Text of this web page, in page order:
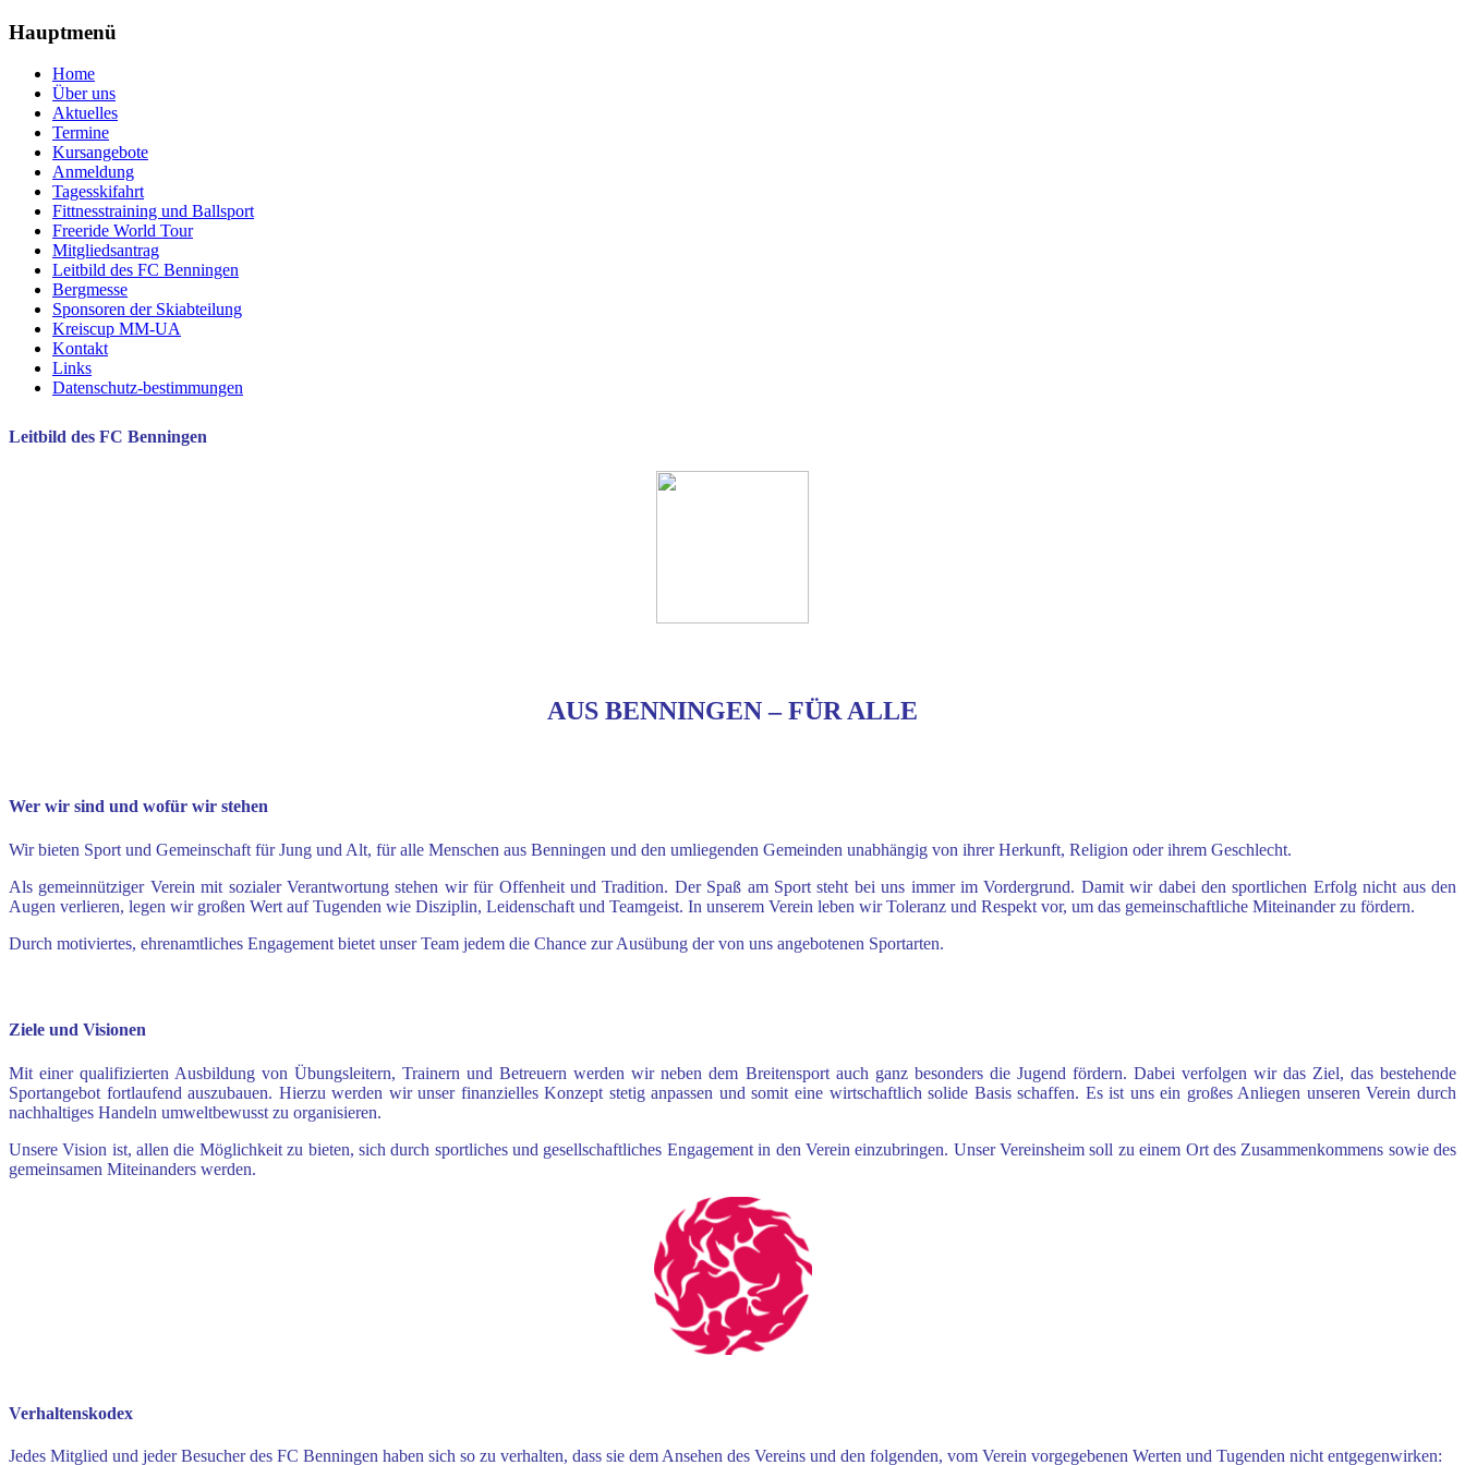
Hauptmenü
Home
Über uns
Aktuelles
Termine
Kursangebote
Anmeldung
Tagesskifahrt
Fittnesstraining und Ballsport
Freeride World Tour
Mitgliedsantrag
Leitbild des FC Benningen
Bergmesse
Sponsoren der Skiabteilung
Kreiscup MM-UA
Kontakt
Links
Datenschutz-bestimmungen
Leitbild des FC Benningen
AUS BENNINGEN – FÜR ALLE
Wer wir sind und wofür wir stehen
Wir bieten Sport und Gemeinschaft für Jung und Alt, für alle Menschen aus Benningen und den umliegenden Gemeinden unabhängig von ihrer Herkunft, Religion oder ihrem Geschlecht.
Als gemeinnütziger Verein mit sozialer Verantwortung stehen wir für Offenheit und Tradition. Der Spaß am Sport steht bei uns immer im Vordergrund. Damit wir dabei den sportlichen Erfolgnicht aus den
Augen verlieren, legen wir großen Wert auf Tugenden wie Disziplin, Leidenschaft und Teamgeist. In unserem Verein leben wir Toleranz und Respekt vor, um das gemeinschaftliche Miteinander zu fördern.
Durch motiviertes, ehrenamtliches Engagement bietet unser Team jedem die Chance zurAusübung der von uns angebotenen Sportarten.
Ziele und Visionen
Mit einer qualifizierten Ausbildung von Übungsleitern, Trainern und Betreuern werden wirneben dem Breitensport auch ganz besonders die Jugend fördern. Dabei verfolgen wir das Ziel, das bestehende
Sportangebot fortlaufend auszubauen. Hierzu werden wir unser finanzielles Konzept stetig anpassen und somit eine wirtschaftlich solide Basis schaffen. Es ist uns ein großes Anliegen unseren Verein durch
nachhaltiges Handeln umweltbewusst zu organisieren.
Unsere Vision ist, allen die Möglichkeit zu bieten, sich durch sportliches und gesellschaftliches Engagement in den Verein einzubringen. Unser Vereinsheim soll zu einem Ort des Zusammenkommens sowie des
gemeinsamen Miteinanders werden.
Verhaltenskodex
Jedes Mitglied und jeder Besucher des FC Benningen haben sich so zu verhalten, dass sie dem Ansehen des Vereins und den folgenden, vom Verein vorgegebenen Werten und Tugenden nicht entgegenwirken: